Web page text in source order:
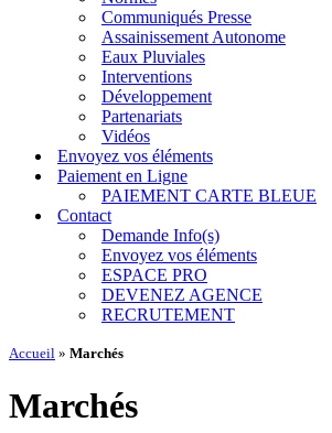
Communiqués Presse
Assainissement Autonome
Eaux Pluviales
Interventions
Développement
Partenariats
Vidéos
Envoyez vos éléments
Paiement en Ligne
PAIEMENT CARTE BLEUE
Contact
Demande Info(s)
Envoyez vos éléments
ESPACE PRO
DEVENEZ AGENCE
RECRUTEMENT
Accueil » Marchés
Marchés